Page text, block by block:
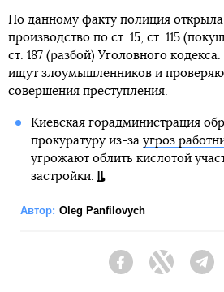
По данному факту полиция
производство по ст. 15, ст. 115
ст. 187 (разбой) Уголовного
ищут злоумышленников и
совершения преступления.
Киевская горадминистрация
прокуратуру из-за угроз
угрожают облить кислотой
застройки.
Автор: Oleg Panfilovych
FacebookTwitter